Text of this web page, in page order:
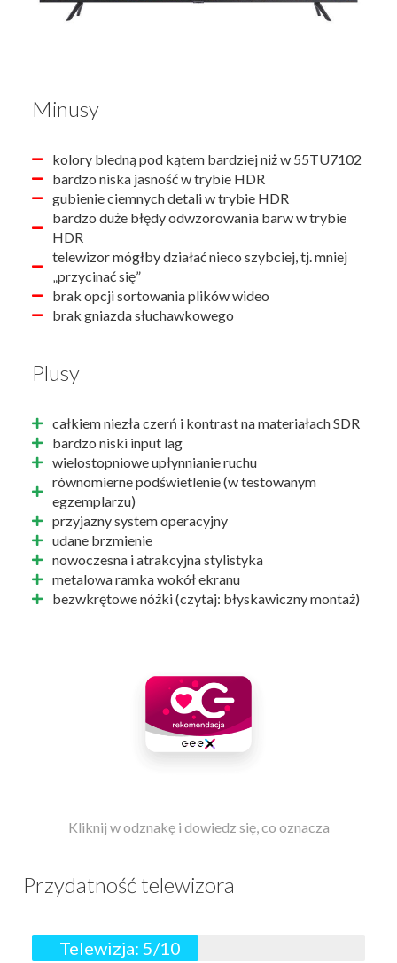
Minusy
kolory bledną pod kątem bardziej niż w 55TU7102
bardzo niska jasność w trybie HDR
gubienie ciemnych detali w trybie HDR
bardzo duże błędy odwzorowania barw w trybie
HDR
telewizor mógłby działać nieco szybciej, tj. mniej
„przycinać się”
brak opcji sortowania plików wideo
brak gniazda słuchawkowego
Plusy
całkiem niezła czerń i kontrast na materiałach SDR
bardzo niski input lag
wielostopniowe upłynnianie ruchu
równomierne podświetlenie (w testowanym
egzemplarzu)
przyjazny system operacyjny
udane brzmienie
nowoczesna i atrakcyjna stylistyka
metalowa ramka wokół ekranu
bezwkrętowe nóżki (czytaj: błyskawiczny montaż)
Kliknij w odznakę i dowiedz się, co oznacza
Przydatność telewizora
Telewizja: 5/10